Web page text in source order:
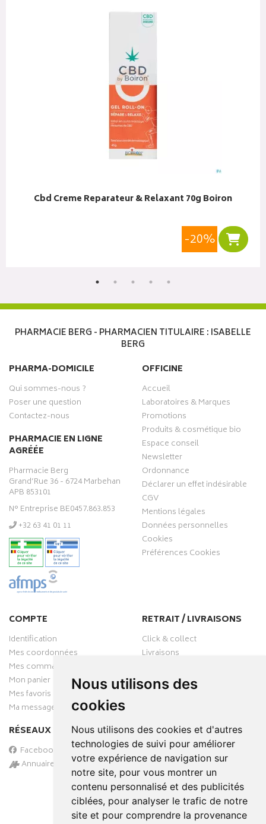
Nous utilisons des
cookies
Nous utilisons des cookies et d'autres
technologies de suivi pour améliorer
votre expérience de navigation sur
notre site, pour vous montrer un
contenu personnalisé et des publicités
ciblées, pour analyser le trafic de notre
site et pour comprendre la provenance
Cbd Creme Reparateur & Relaxant 70g Boiron
-20%
PHARMACIE BERG - PHARMACIEN TITULAIRE : ISABELLE
BERG
PHARMA-DOMICILE
Qui sommes-nous ?
Poser une question
Contactez-nous
PHARMACIE EN LIGNE
AGRÉÉE
Pharmacie Berg
Grand’Rue 36 - 6724 Marbehan
APB 853101
N° Entreprise BE0457.863.853
‭+32 63 41 01 11‬
OFFICINE
Accueil
Laboratoires & Marques
Promotions
Produits & cosmétique bio
Espace conseil
Newsletter
Ordonnance
Déclarer un effet indésirable
CGV
Mentions légales
Données personnelles
Cookies
Préférences Cookies
COMPTE
Identification
Mes coordonnées
Mes commandes
Mon panier
Mes favoris
Ma messagerie
RÉSEAUX SOCIAUX
Facebook
Annuaire des pharmacies
RETRAIT / LIVRAISONS
Click & collect
Livraisons
PAIEMENT SÉCURISÉ